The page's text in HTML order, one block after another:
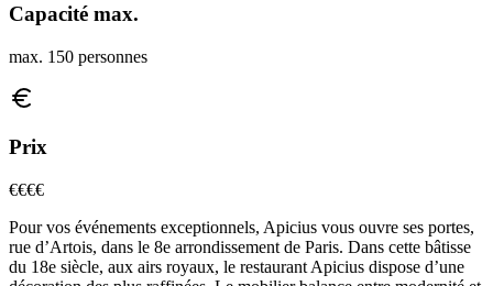
Capacité max.
max. 150 personnes
Prix
€€€€
Pour vos événements exceptionnels, Apicius vous ouvre ses portes,
rue d’Artois, dans le 8e arrondissement de Paris. Dans cette bâtisse
du 18e siècle, aux airs royaux, le restaurant Apicius dispose d’une